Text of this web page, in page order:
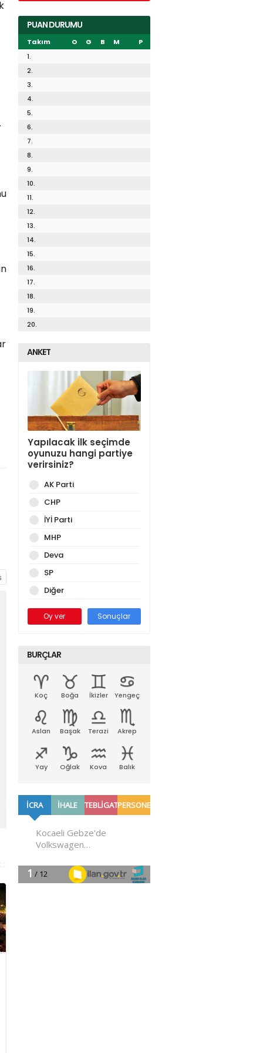
PUAN DURUMU
Takım O G B M
P
1.
2.
3.
4.
5.
6.
7.
8.
9.
10.
11.
12.
13.
14.
15.
16.
17.
18.
19.
20.
ANKET
Yapılacak ilk seçimde
oyunuzu hangi partiye
verirsiniz?
AK Parti
CHP
İYİ Parti
MHP
Deva
SP
Diğer
Oy ver Sonuçlar
BURÇLAR
Koç Boğa İkizler Yengeç
Aslan Başak Terazi Akrep
Yay Oğlak Kova Balık